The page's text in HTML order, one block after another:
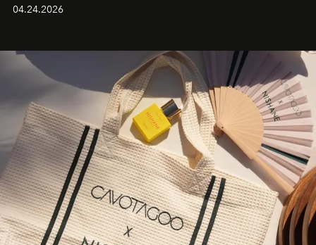
04.24.2026